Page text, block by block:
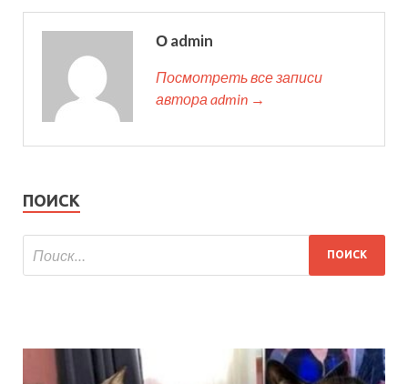
О admin
Посмотреть все записи
автора admin →
ПОИСК